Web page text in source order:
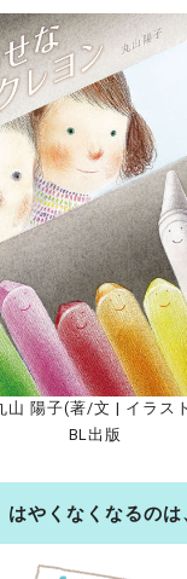
山 陽子(著/文 | イラス
BL出版
はやくなくなるのは